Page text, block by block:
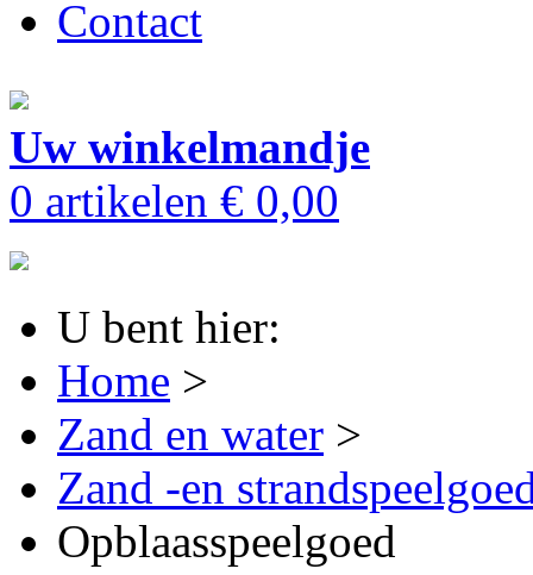
Contact
Uw winkelmandje
0 artikelen € 0,00
U bent hier:
Home >
Zand en water >
Zand -en
Opblaasspeelgoed